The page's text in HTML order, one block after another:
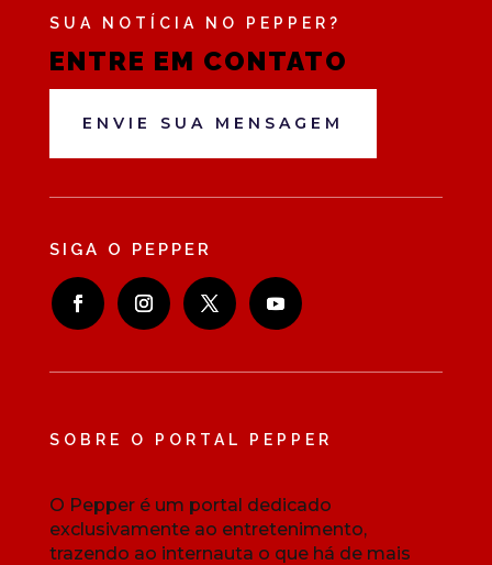
SUA NOTÍCIA NO PEPPER?
ENTRE EM CONTATO
ENVIE SUA MENSAGEM
SIGA O PEPPER
SOBRE O PORTAL PEPPER
O Pepper é um portal dedicado
exclusivamente ao entretenimento,
trazendo ao internauta o que há de mais